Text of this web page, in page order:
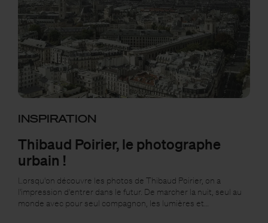
INSPIRATION
Thibaud Poirier, le photographe
urbain !
Lorsqu'on découvre les photos de Thibaud Poirier, on a
l'impression d'entrer dans le futur. De marcher la nuit, seul au
monde avec pour seul compagnon, les lumières et…